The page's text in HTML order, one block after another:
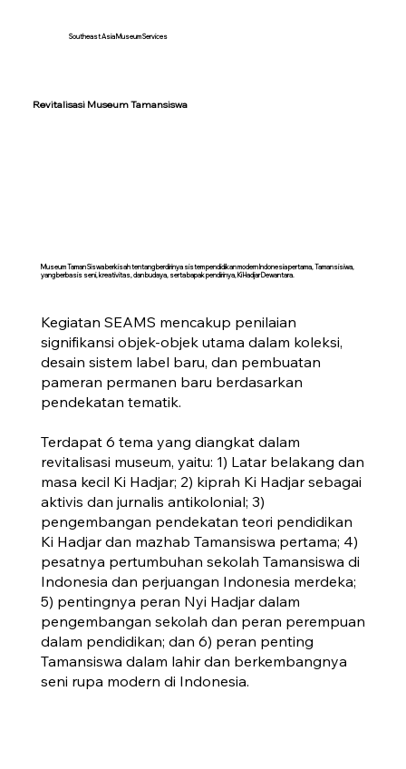
Southeast Asia Museum Services
Revitalisasi Museum Tamansiswa
Museum Taman Siswa berkisah tentang berdirinya sistem pendidikan modern Indonesia pertama, Tamansisiwa,
yang berbasis seni, kreativitas, dan budaya, serta bapak pendirinya, Ki Hadjar Dewantara.
Kegiatan SEAMS mencakup penilaian
signifikansi objek-objek utama dalam koleksi,
desain sistem label baru, dan pembuatan
pameran permanen baru berdasarkan
pendekatan tematik.
Terdapat 6 tema yang diangkat dalam
revitalisasi museum, yaitu: 1) Latar belakang dan
masa kecil Ki Hadjar; 2) kiprah Ki Hadjar sebagai
aktivis dan jurnalis antikolonial; 3)
pengembangan pendekatan teori pendidikan
Ki Hadjar dan mazhab Tamansiswa pertama; 4)
pesatnya pertumbuhan sekolah Tamansiswa di
Indonesia dan perjuangan Indonesia merdeka;
5) pentingnya peran Nyi Hadjar dalam
pengembangan sekolah dan peran perempuan
dalam pendidikan; dan 6) peran penting
Tamansiswa dalam lahir dan berkembangnya
seni rupa modern di Indonesia.